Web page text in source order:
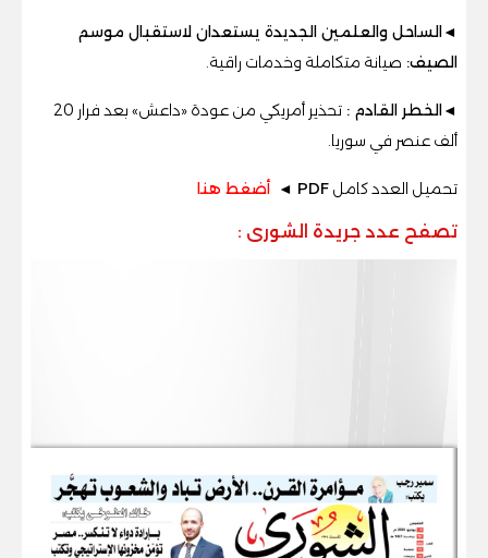
◄الساحل والعلمين الجديدة يستعدان لاستقبال موسم
الصيف: صيانة متكاملة وخدمات راقية.
◄الخطر القادم :
تحذير أمريكي من عودة «داعش» بعد فرار 20
ألف عنصر في سوريا.
تحميل العدد كامل PDF ◄ أضغط هنا
تصفح عدد جريدة الشورى :